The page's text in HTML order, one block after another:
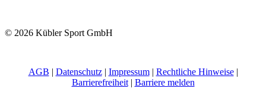
© 2026 Kübler Sport GmbH
AGB | Datenschutz| Impressum| Rechtliche Hinweise|
Barrierefreiheit| Barriere melden